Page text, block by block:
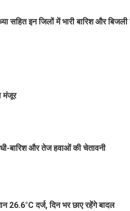
इन जिलों में भारी बारिश और बिजली
मंजूर
बारिश और तेज हवाओं की चेतावनी
26.6°C दर्ज, दिन भर छाए रहेंगे बादल